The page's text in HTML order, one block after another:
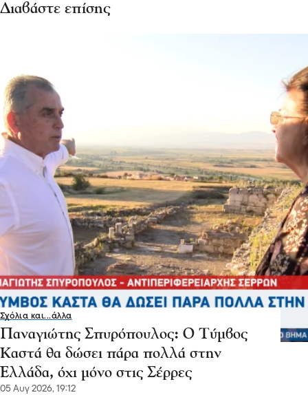
Διαβάστε επίσης
Σχόλια και...άλλα
Παναγιώτης Σπυρόπουλος: Ο Τύμβος
Καστά θα δώσει πάρα πολλά στην
Ελλάδα, όχι μόνο στις Σέρρες
05 Αυγ 2026, 19:12